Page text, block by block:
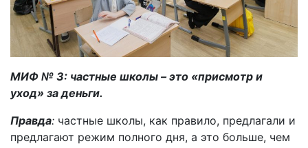
МИФ № 3: частные школы – это «присмотр и
уход» за деньги.
Правда: частные школы, как правило, предлагали и
предлагают режим полного дня, а это больше, чем